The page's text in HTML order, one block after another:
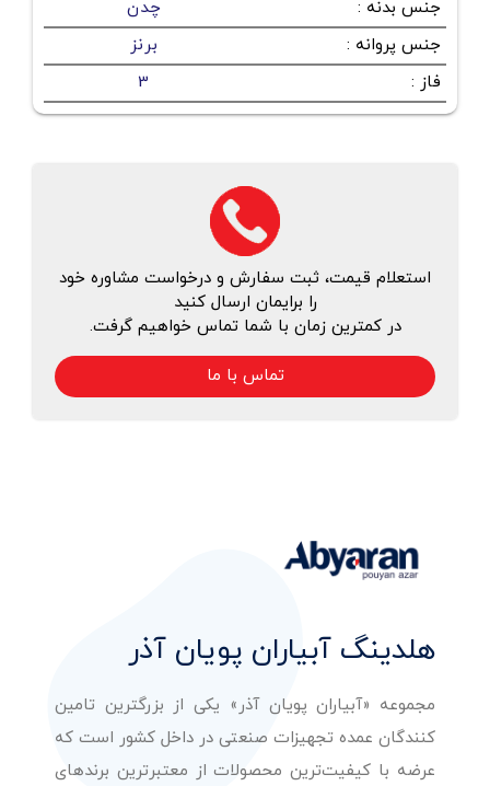
جنس بدنه :
چدن
جنس پروانه :
برنز
فاز :
3
استعلام قیمت، ثبت سفارش و درخواست مشاوره خود
را برایمان ارسال کنید
در کمترین زمان با شما تماس خواهیم گرفت.
تماس با ما
هلدینگ آبیاران پویان آذر
مجموعه «آبیاران پویان آذر» یکی از بزرگترین تامین
کنندگان عمده تجهیزات صنعتی در داخل کشور است که
عرضه با کیفیت‌ترین محصولات از معتبرترین برندهای